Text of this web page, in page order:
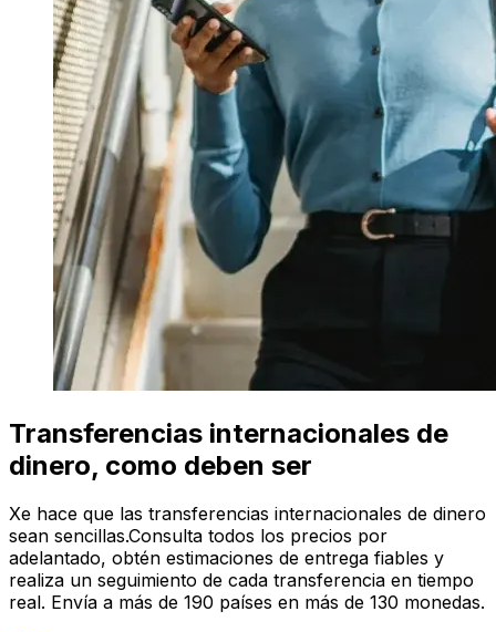
Transferencias internacionales de
dinero, como deben ser
Xe hace que las transferencias internacionales de dinero
sean sencillas.Consulta todos los precios por
adelantado, obtén estimaciones de entrega fiables y
realiza un seguimiento de cada transferencia en tiempo
real. Envía a más de 190 países en más de 130 monedas.